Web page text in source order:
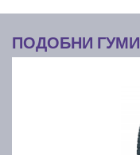
ПОДОБНИ ГУМИ